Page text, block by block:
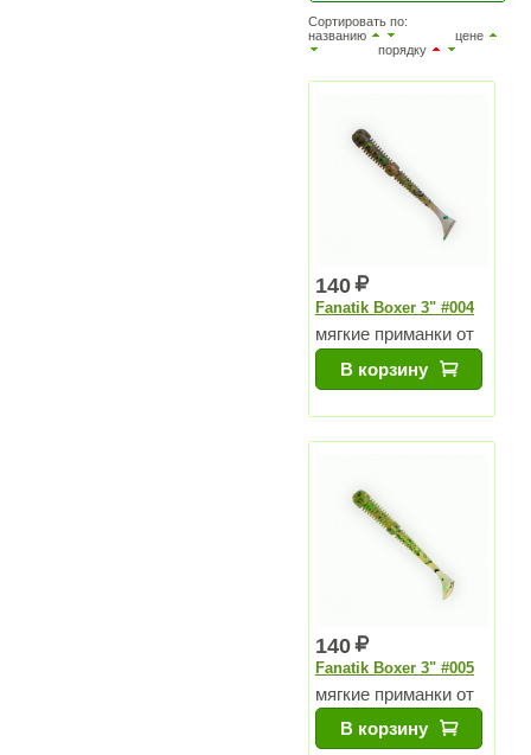
Сортировать по:
названию
цене
порядку
140
Fanatik Boxer 3" #004
мягкие приманки от
Чемпиона Мира
В корзину
140
Fanatik Boxer 3" #005
мягкие приманки от
Чемпиона Мира
В корзину